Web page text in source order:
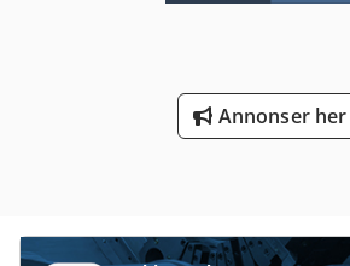
Annonser her